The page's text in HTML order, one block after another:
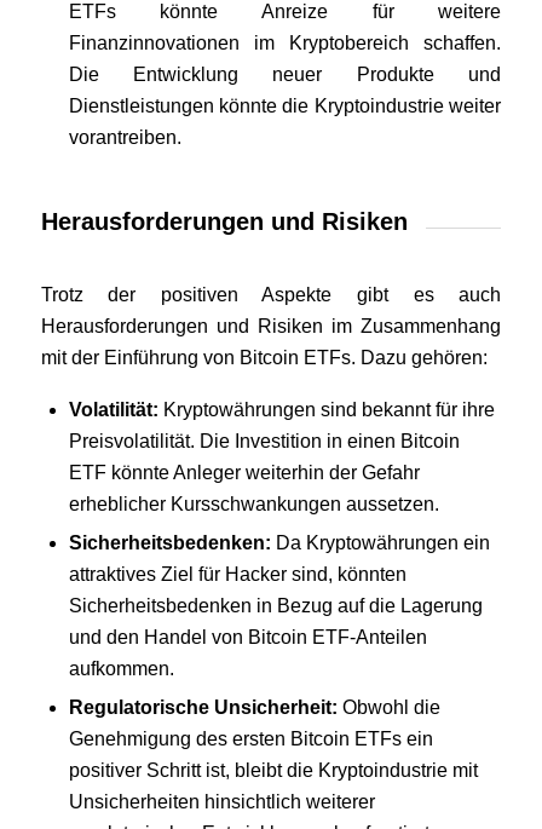
ETFs könnte Anreize für weitere
Finanzinnovationen im Kryptobereich schaffen.
Die Entwicklung neuer Produkte und
Dienstleistungen könnte die Kryptoindustrie weiter
vorantreiben.
Herausforderungen und Risiken
Trotz der positiven Aspekte gibt es auch
Herausforderungen und Risiken im Zusammenhang
mit der Einführung von Bitcoin ETFs. Dazu gehören:
Volatilität: Kryptowährungen sind bekannt für ihre
Preisvolatilität. Die Investition in einen Bitcoin
ETF könnte Anleger weiterhin der Gefahr
erheblicher Kursschwankungen aussetzen.
Sicherheitsbedenken: Da Kryptowährungen ein
attraktives Ziel für Hacker sind, könnten
Sicherheitsbedenken in Bezug auf die Lagerung
und den Handel von Bitcoin ETF-Anteilen
aufkommen.
Regulatorische Unsicherheit: Obwohl die
Genehmigung des ersten Bitcoin ETFs ein
positiver Schritt ist, bleibt die Kryptoindustrie mit
Unsicherheiten hinsichtlich weiterer